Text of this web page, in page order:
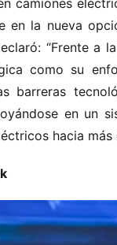
camiones
la nueva
“Frente a
como su
barreras
en un
hacia más